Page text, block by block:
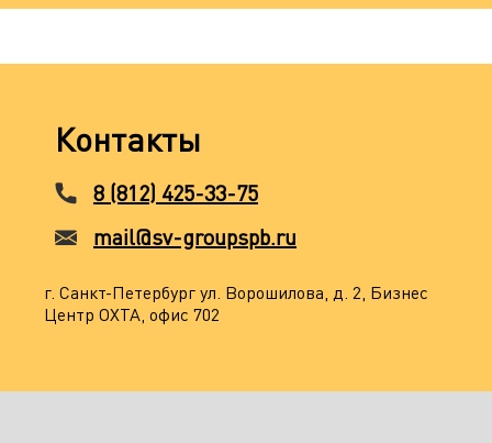
Контакты
8 (812) 425-33-75
mail@sv-groupspb.ru
г. Санкт-Петербург ул. Ворошилова, д. 2, Бизнес
Центр ОХТА, офис 702